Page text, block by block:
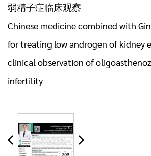
弱精子症临床观察
Chinese medicine combined with
for treating low androgen of kidney
clinical observation of
infertility